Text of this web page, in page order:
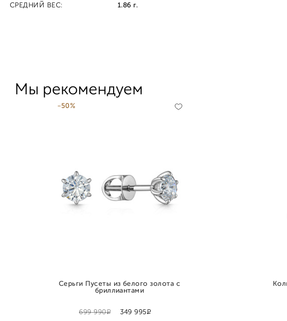
СРЕДНИЙ ВЕС: 1.86 г.
Мы рекомендуем
-50%
699 990Р 349 995Р
Серьги Пусеты из белого золота с
бриллиантами